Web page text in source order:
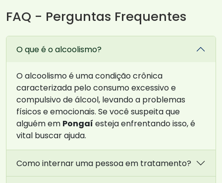
FAQ - Perguntas Frequentes
O que é o alcoolismo?
O alcoolismo é uma condição crônica
caracterizada pelo consumo excessivo e
compulsivo de álcool, levando a problemas
físicos e emocionais. Se você suspeita que
alguém em Pongaí esteja enfrentando isso, é
vital buscar ajuda.
Como internar uma pessoa em tratamento?